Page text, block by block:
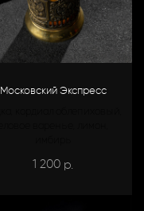
Московский Экспресс
1 200 р.